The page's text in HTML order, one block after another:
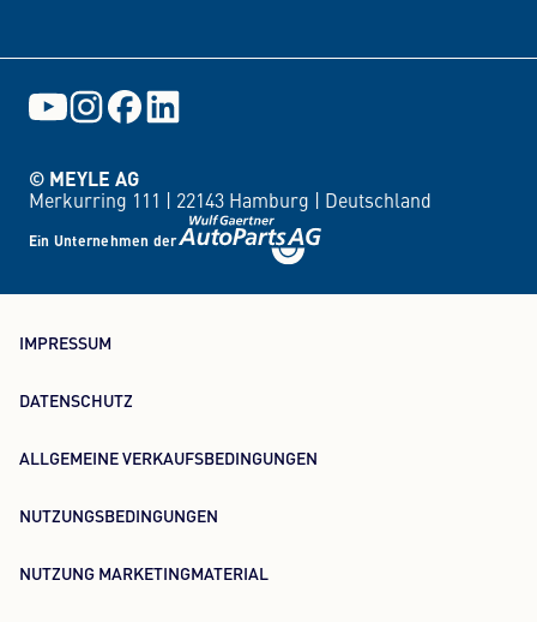
© MEYLE AG
Merkurring 111 | 22143 Hamburg | Deutschland
Ein Unternehmen der
IMPRESSUM
DATENSCHUTZ
ALLGEMEINE VERKAUFSBEDINGUNGEN
NUTZUNGSBEDINGUNGEN
NUTZUNG MARKETINGMATERIAL